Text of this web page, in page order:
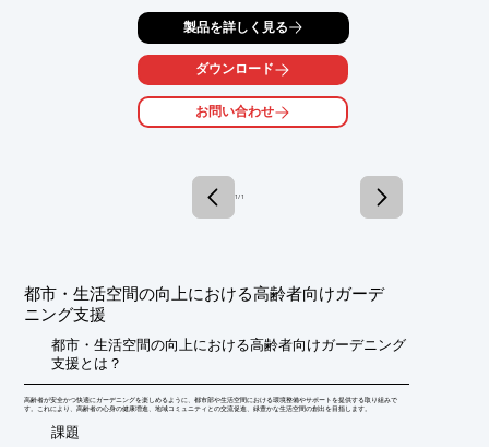
ご用命の際は、当社へお気軽にご相談ください。
※詳しくはPDF資料をご覧いただくか、お気軽にお問い合わせ下
製品を詳しく見る
ダウンロード
お問い合わせ
1 / 1
都市・生活空間の向上における高齢者向けガーデ
ニング支援
都市・生活空間の向上における高齢者向けガーデニング
支援とは？
高齢者が安全かつ快適にガーデニングを楽しめるように、都市部や生活空間における環境整備やサポートを提供する取り組みで
す。これにより、高齢者の心身の健康増進、地域コミュニティとの交流促進、緑豊かな生活空間の創出を目指します。
​課題